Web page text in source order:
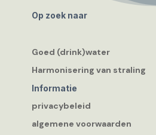
Op zoek naar
Goed (drink)water
Harmonisering van straling
Informatie
privacybeleid
algemene voorwaarden